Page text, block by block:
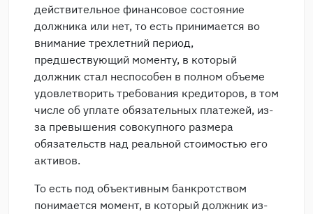
действительное финансовое состояние
должника или нет, то есть принимается во
внимание трехлетний период,
предшествующий моменту, в который
должник стал неспособен в полном объеме
удовлетворить требования кредиторов, в том
числе об уплате обязательных платежей, из-
за превышения совокупного размера
обязательств над реальной стоимостью его
активов.
То есть под объективным банкротством
понимается момент, в который должник из-